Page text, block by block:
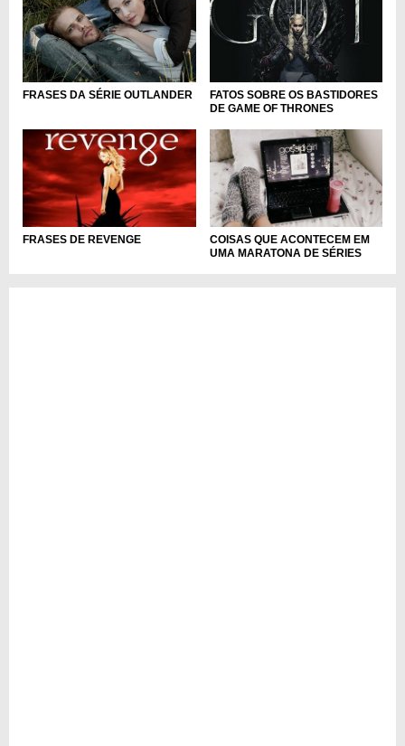
FRASES DA SÉRIE OUTLANDER
FATOS SOBRE OS BASTIDORES
DE GAME OF THRONES
FRASES DE REVENGE
COISAS QUE ACONTECEM EM
UMA MARATONA DE SÉRIES